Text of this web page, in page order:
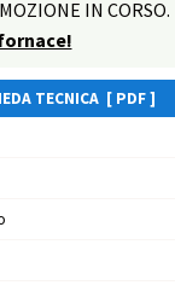
IN CORSO.
TECNICA [ PDF ]